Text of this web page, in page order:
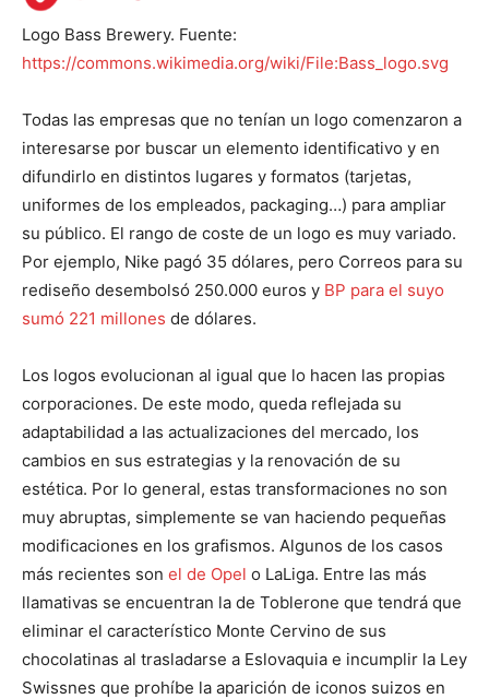
Logo Bass Brewery. Fuente:
https://commons.wikimedia.org/wiki/File:Bass_logo.svg
Todas las empresas que no tenían un logo comenzaron a
interesarse por buscar un elemento identificativo y en
difundirlo en distintos lugares y formatos (tarjetas,
uniformes de los empleados, packaging…) para ampliar
su público. El rango de coste de un logo es muy variado.
Por ejemplo, Nike pagó 35 dólares, pero Correos para su
rediseño desembolsó 250.000 euros y BP para el suyo
sumó 221 millones de dólares.
Los logos evolucionan al igual que lo hacen las propias
corporaciones. De este modo, queda reflejada su
adaptabilidad a las actualizaciones del mercado, los
cambios en sus estrategias y la renovación de su
estética. Por lo general, estas transformaciones no son
muy abruptas, simplemente se van haciendo pequeñas
modificaciones en los grafismos. Algunos de los casos
más recientes son el de Opel o LaLiga. Entre las más
llamativas se encuentran la de Toblerone que tendrá que
eliminar el característico Monte Cervino de sus
chocolatinas al trasladarse a Eslovaquia e incumplir la Ley
Swissnes que prohíbe la aparición de iconos suizos en